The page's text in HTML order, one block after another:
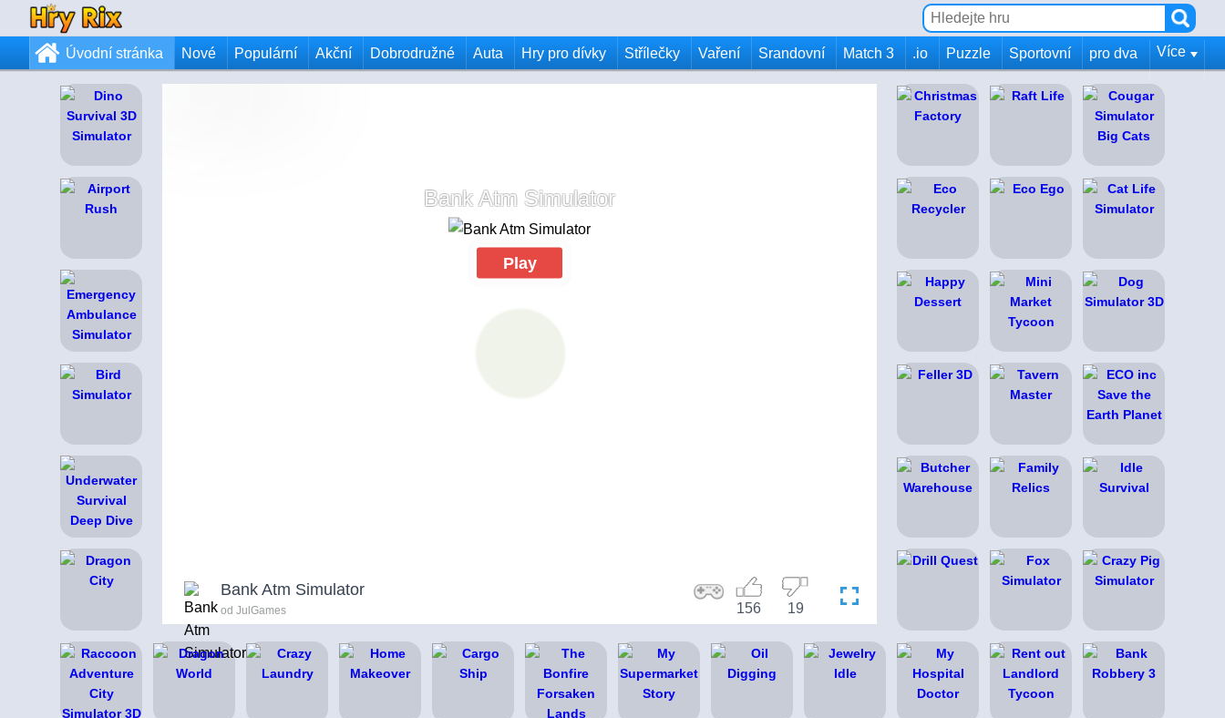
Úvodní stránka Nové Populární Akční Dobrodružné Auta Hry pro dívky Střílečky Vaření Srandovní Match 3 .io Puzzle Sportovní pro dva Více
Bank Atm Simulator
Play
Bank Atm Simulator
od JulGames 19
156